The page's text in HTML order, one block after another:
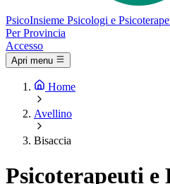
PsicoInsieme Psicologi e
Per Provincia
Accesso
Apri menu
Home
Avellino
Bisaccia
Psicoterapeuti e